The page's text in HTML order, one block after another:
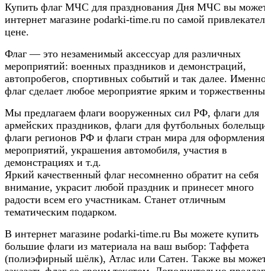
Купить флаг МЧС для празднования Дня МЧС вы
интернет магазине podarki-time.ru по самой
цене.
Флаг — это незаменимый аксессуар для различных
мероприятий: военных праздников и демонстраций,
автопробегов, спортивных событий и так далее.
флаг сделает любое мероприятие ярким и
Мы предлагаем флаги вооруженных сил РФ, флаги для
армейских праздников, флаги для футбольных
флаги регионов РФ и флаги стран мира для оформления
мероприятий, украшения автомобиля, участия в
демонстрациях и т.д.
Яркий качественный флаг несомненно обратит на себя
внимание, украсит любой праздник и принесет много
радости всем его участникам. Станет отличным
тематическим подарком.
В интернет магазине podarki-time.ru Вы можете купить
большие флаги из материала на ваш выбор: Таффета
(полиэфирный шёлк), Атлас или Сатен. Также вы